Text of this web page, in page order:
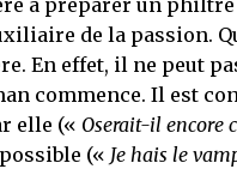
à préparer un
de la passion.
En effet, il ne peut
commence. Il est
elle (« Oserait-il encore
(« Je hais le